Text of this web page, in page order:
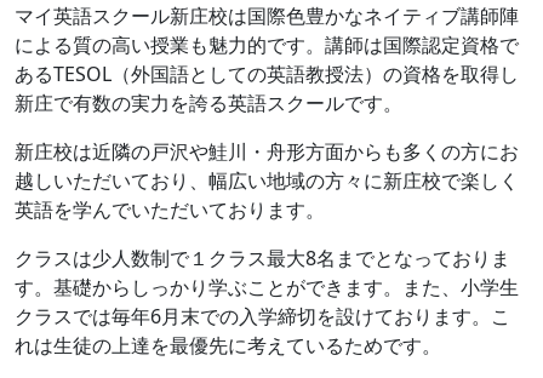
マイ英語スクール新庄校は国際色豊かなネイティブ講師陣
による質の高い授業も魅力的です。講師は国際認定資格で
あるTESOL（外国語としての英語教授法）の資格を取得し
新庄で有数の実力を誇る英語スクールです。
新庄校は近隣の戸沢や鮭川・舟形方面からも多くの方にお
越しいただいており、幅広い地域の方々に新庄校で楽しく
英語を学んでいただいております。
クラスは少人数制で１クラス最大8名までとなっておりま
す。基礎からしっかり学ぶことができます。また、小学生
クラスでは毎年6月末での入学締切を設けております。こ
れは生徒の上達を最優先に考えているためです。